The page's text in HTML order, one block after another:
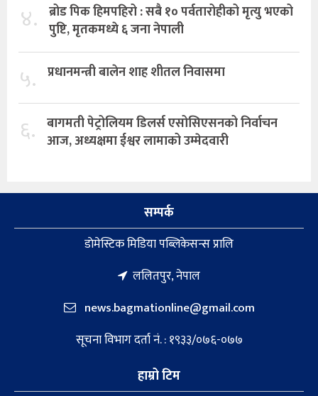
४. ब्रोड पिक हिमपहिरो : सबै १० पर्वतारोहीको मृत्यु भएको
पुष्टि, मृतकमध्ये ६ जना नेपाली
५. प्रधानमन्त्री बालेन शाह शीतल निवासमा
६. बागमती पेट्रोलियम डिलर्स एसोसिएसनको निर्वाचन
आज, अध्यक्षमा ईश्वर लामाको उम्मेदवारी
सम्पर्क
डाेमेस्टिक मिडिया पब्लिकेसन्स प्रालि
ललितपुर, नेपाल
news.bagmationline@gmail.com
सूचना विभाग दर्ता नं. : १९३३/०७६-०७७
हाम्रो टिम